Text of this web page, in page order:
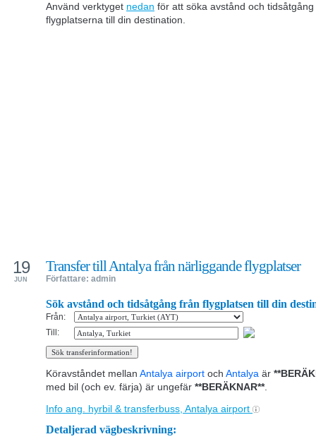
Använd verktyget nedan för att söka avstånd och
flygplatserna till din destination.
Transfer till Antalya från närliggande flygplatser
Författare: admin
19
JUN
Sök avstånd och tidsåtgång från flygplatsen till din
Från:
Till:
Köravståndet mellan Antalya airport och Antalya är
med bil (och ev. färja) är ungefär **BERÄKNAR**.
Info ang. hyrbil & transferbuss, Antalya airport
Detaljerad vägbeskrivning: